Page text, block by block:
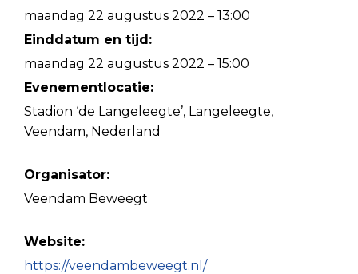
maandag 22 augustus 2022 – 13:00
Einddatum en tijd:
maandag 22 augustus 2022 – 15:00
Evenementlocatie:
Stadion ‘de Langeleegte’, Langeleegte,
Veendam, Nederland
Organisator:
Veendam Beweegt
Website:
https://veendambeweegt.nl/